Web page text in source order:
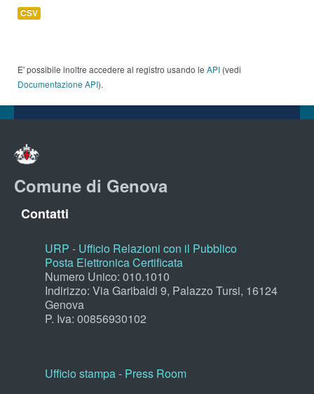
CSV
E' possibile inoltre accedere al registro usando le API (vedi
Documentazione API).
Comune di Genova
Contatti
URP - Ufficio Relazioni con il Pubblico
Posta Elettronica Certificata
Numero Unico: 010.1010
Indirizzo: Via Garibaldi 9, Palazzo Tursi, 16124
Genova
P. Iva: 00856930102
Ufficio stampa - Press Room